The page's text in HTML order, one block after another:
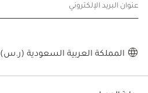
عنوان البريد الإلكتروني
المملكة العربية السعودية (ر.س)